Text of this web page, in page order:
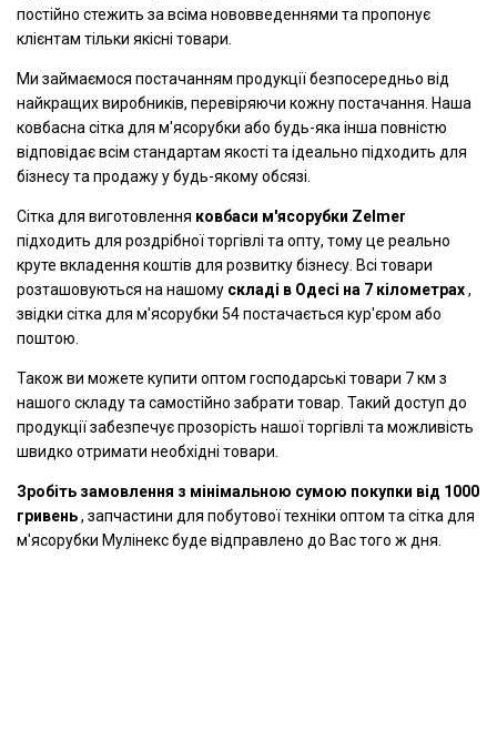
постійно стежить за всіма нововведеннями та пропонує
клієнтам тільки якісні товари.
Ми займаємося постачанням продукції безпосередньо від
найкращих виробників, перевіряючи кожну постачання. Наша
ковбасна сітка для м'ясорубки або будь-яка інша повністю
відповідає всім стандартам якості та ідеально підходить для
бізнесу та продажу у будь-якому обсязі.
Сітка для виготовлення ковбаси м'ясорубки Zelmer
підходить для роздрібної торгівлі та опту, тому це реально
круте вкладення коштів для розвитку бізнесу. Всі товари
розташовуються на нашому складі в Одесі на 7 кілометрах,
звідки сітка для м'ясорубки 54 постачається кур'єром або
поштою.
Також ви можете купити оптом господарські товари 7 км з
нашого складу та самостійно забрати товар. Такий доступ до
продукції забезпечує прозорість нашої торгівлі та можливість
швидко отримати необхідні товари.
Зробіть замовлення з мінімальною сумою покупки від 1000
гривень, запчастини для побутової техніки оптом та сітка для
м'ясорубки Мулінекс буде відправлено до Вас того ж дня.